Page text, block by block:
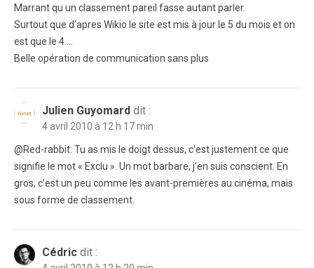
Marrant qu un classement pareil fasse autant parler.
Surtout que d’apres Wikio le site est mis à jour le 5 du mois et on
est que le 4 …
Belle opération de communication sans plus
Julien Guyomard dit :
4 avril 2010 à 12 h 17 min
@Red-rabbit: Tu as mis le doigt dessus, c’est justement ce que
signifie le mot « Exclu ». Un mot barbare, j’en suis conscient. En
gros, c’est un peu comme les avant-premières au cinéma, mais
sous forme de classement.
Cédric dit :